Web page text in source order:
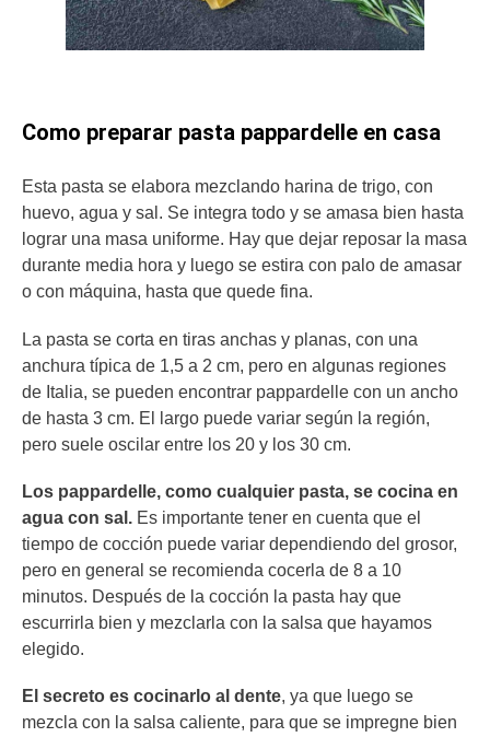
Como preparar pasta pappardelle en casa
Esta pasta se elabora mezclando harina de trigo, con
huevo, agua y sal. Se integra todo y se amasa bien hasta
lograr una masa uniforme. Hay que dejar reposar la masa
durante media hora y luego se estira con palo de amasar
o con máquina, hasta que quede fina.
La pasta se corta en tiras anchas y planas, con una
anchura típica de 1,5 a 2 cm, pero en algunas regiones
de Italia, se pueden encontrar pappardelle con un ancho
de hasta 3 cm. El largo puede variar según la región,
pero suele oscilar entre los 20 y los 30 cm.
Los pappardelle, como cualquier pasta, se cocina en
agua con sal. Es importante tener en cuenta que el
tiempo de cocción puede variar dependiendo del grosor,
pero en general se recomienda cocerla de 8 a 10
minutos. Después de la cocción la pasta hay que
escurrirla bien y mezclarla con la salsa que hayamos
elegido.
El secreto es cocinarlo al dente, ya que luego se
mezcla con la salsa caliente, para que se impregne bien